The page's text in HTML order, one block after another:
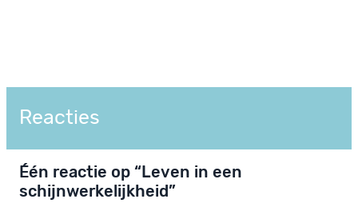
Reacties
Één reactie op “Leven in een
schijnwerkelijkheid”